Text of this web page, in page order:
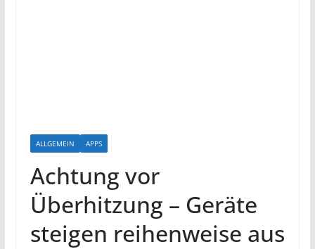
ALLGEMEIN APPS
Achtung vor
Überhitzung – Geräte
steigen reihenweise aus